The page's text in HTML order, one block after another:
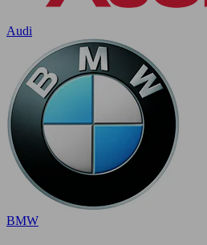
Audi
BMW